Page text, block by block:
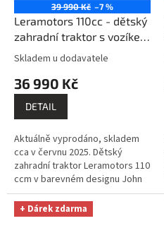
39 990 Kč –7 %
Leramotors 110cc - dětský
zahradní traktor s vozíkem
sestavíme / zprovozníme
na místě a zaškolíme /
Litomyšle - vše ZDARMA!
Průměrné
produktu
5
hvězdiček.
Skladem u dodavatele
36 990 Kč
DETAIL
Aktuálně vyprodáno, skladem
cca v červnu 2025. Dětský
zahradní traktor Leramotors 110
ccm v barevném designu John
Deere je ideální volbou pro
všechny, kdo hledají
praktického...
+ Dárek zdarma